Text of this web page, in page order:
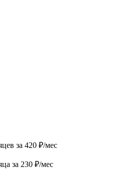
за 420 ₽/мес
за 230 ₽/мес